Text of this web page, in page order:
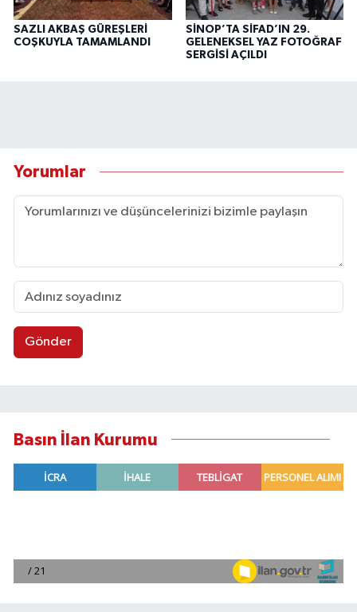
SAZLI AKBAŞ GÜREŞLERİ
COŞKUYLA TAMAMLANDI
SİNOP’TA SİFAD’IN 29.
GELENEKSEL YAZ FOTOĞRAF
SERGİSİ AÇILDI
Yorumlar
Gönder
Basın İlan Kurumu